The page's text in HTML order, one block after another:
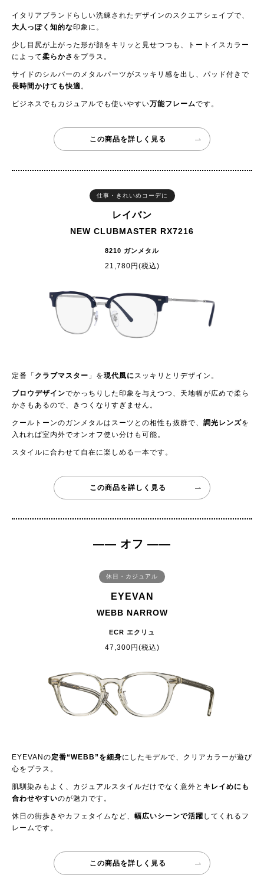
イタリアブランドらしい洗練されたデザインのスクエアシェイプで、
大人っぽく知的な印象に。
少し目尻が上がった形が顔をキリッと見せつつも、トートイスカラー
によって柔らかさ をプラス。
サイドのシルバーのメタルパーツがスッキリ感を出し、パッド付きで
長時間かけても快適 。
ビジネスでもカジュアルでも使いやすい万能フレームです。
この商品を詳しく見る
仕事・きれいめコーデに
レイバン
NEW CLUBMASTER RX7216
8210 ガンメタル
21,780円(税込)
定番「 クラブマスター 」を現代風にスッキリとリデザイン。
ブロウデザインでかっちりした印象を与えつつ、天地幅が広めで柔ら
かさもあるので、きつくなりすぎません。
クールトーンのガンメタルはスーツとの相性も抜群で、 調光レンズを
入れれば室内外でオンオフ使い分けも可能。
スタイルに合わせて自在に楽しめる一本です。
この商品を詳しく見る
—— オフ ——
休日・カジュアル
EYEVAN
WEBB NARROW
ECR エクリュ
47,300円(税込)
EYEVANの定番“WEBB”を細身にしたモデルで、クリアカラーが遊び
心をプラス。
肌馴染みもよく、カジュアルスタイルだけでなく意外と キレイめにも
合わせやすいのが魅力です。
休日の街歩きやカフェタイムなど、 幅広いシーンで活躍 してくれるフ
レームです。
この商品を詳しく見る